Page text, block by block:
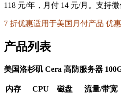
118 元/年，月付 14 元/月。支持微
7 折优惠适用于美国月付产品 优惠
产品列表
美国洛杉矶 Cera 高防服务器
内存 CPU 磁盘 流量/带宽